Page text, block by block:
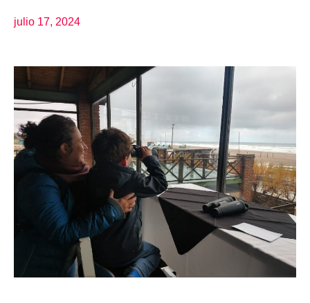
julio 17, 2024